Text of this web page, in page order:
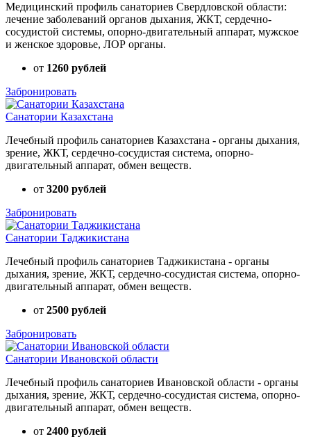
Медицинский профиль санаториев Свердловской области:
лечение заболеваний органов дыхания, ЖКТ, сердечно-
сосудистой системы, опорно-двигательный аппарат, мужское
и женское здоровье, ЛОР органы.
от 1260 рублей
Забронировать
Санатории Казахстана
Лечебный профиль санаториев Казахстана - органы дыхания,
зрение, ЖКТ, сердечно-сосудистая система, опорно-
двигательный аппарат, обмен веществ.
от 3200 рублей
Забронировать
Санатории Таджикистана
Лечебный профиль санаториев Таджикистана - органы
дыхания, зрение, ЖКТ, сердечно-сосудистая система, опорно-
двигательный аппарат, обмен веществ.
от 2500 рублей
Забронировать
Санатории Ивановской области
Лечебный профиль санаториев Ивановской области - органы
дыхания, зрение, ЖКТ, сердечно-сосудистая система, опорно-
двигательный аппарат, обмен веществ.
от 2400 рублей